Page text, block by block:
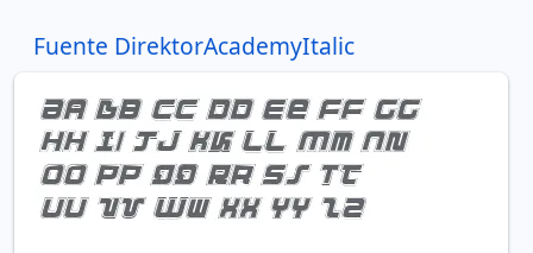
Fuente DirektorAcademyItalic